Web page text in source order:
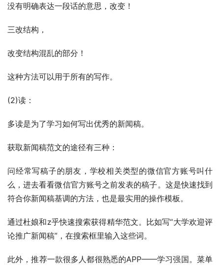
没有明确表达一段话的意思，改变！
三改结构，
改变结构混乱的部分！
这种方法可以用于所有的写作。
(2)读：
多读是为了学习如何写出优秀的新闻稿。
获取新闻稿范文的途径有三种：
问经常写稿子的朋友，学校相关类型的微信官方账号叫什
么，进去看看微信官方账号之前发表的稿子。这是快速找到
符合你新闻稿基调的方法，也是最实用的操作模板。
通过杜娘和z乎快速搜索获得精华范文。比如写“大学欢迎评
论推广新闻稿”，在搜索框里输入这些词。
此外，推荐一款很多人都很熟悉的APP——学习强国。菜单